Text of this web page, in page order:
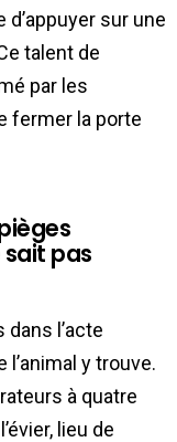
sur une
talent de
par les
fermer la porte
pas
l’acte
l’animal y trouve.
à quatre
lieu de